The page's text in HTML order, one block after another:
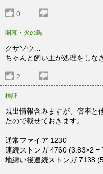
0
開幕・火の鳥
クサソウ…
ちゃんと飼い主が処理をしな
2
検証
既出情報含みますが、倍率と
たので載せておきます。
通常ファイア 1230
連続ストンガ 4760 (3.83×2 =
地纏い後連続ストンガ 7138